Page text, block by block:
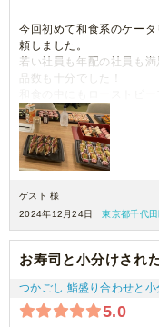
今回初めて和食系のケー
頼しました。
若い社員も年配の社員も
品数も十分でした！
和食の中にもローストビ
した。
ゲスト 様
2024年12月24日
東京都千代
お寿司と小分けされ
つかごし 鮨盛り合わせと
5.0